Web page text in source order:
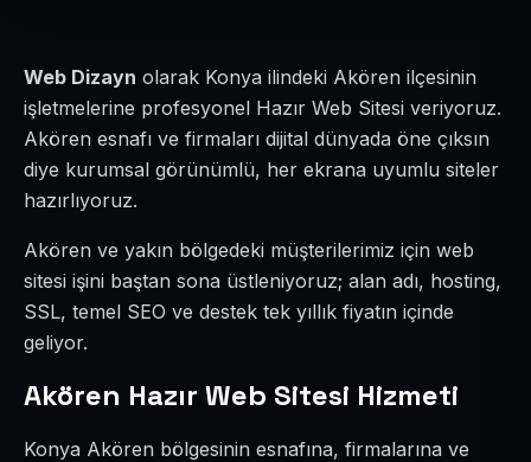
Web Dizayn olarak Konya ilindeki Akören ilçesinin
işletmelerine profesyonel Hazır Web Sitesi veriyoruz.
Akören esnafı ve firmaları dijital dünyada öne çıksın
diye kurumsal görünümlü, her ekrana uyumlu siteler
hazırlıyoruz.
Akören ve yakın bölgedeki müşterilerimiz için web
sitesi işini baştan sona üstleniyoruz; alan adı, hosting,
SSL, temel SEO ve destek tek yıllık fiyatın içinde
geliyor.
Akören Hazır Web Sitesi Hizmeti
Konya Akören bölgesinin esnafına, firmalarına ve